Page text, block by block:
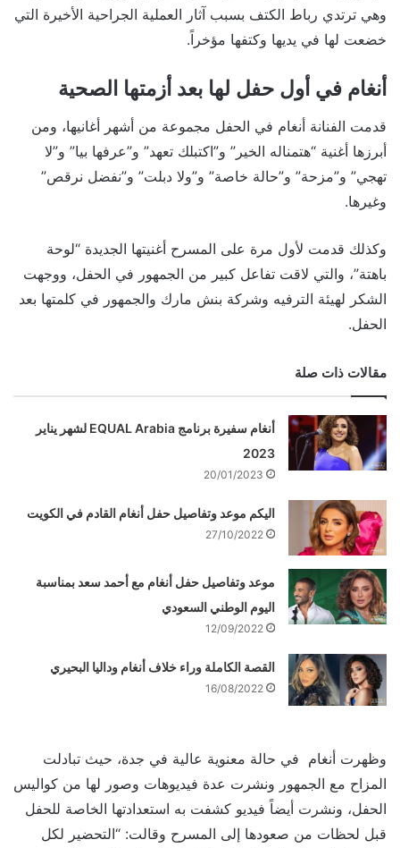
وهي ترتدي رباط الكتف بسبب آثار العملية الجراحية الأخيرة التي
خضعت لها في يديها وكتفها مؤخراً.
أنغام في أول حفل لها بعد أزمتها الصحية
قدمت الفنانة أنغام في الحفل مجموعة من أشهر أغانيها، ومن
أبرزها أغنية “هتمناله الخير” و”اكتبلك تعهد” و”عرفها بيا” و”لا
تهجي” و”مزحة” و”حالة خاصة” و”ولا دبلت” و”نفضل نرقص”
وغيرها.
وكذلك قدمت لأول مرة على المسرح أغنيتها الجديدة “لوحة
باهتة”، والتي لاقت تفاعل كبير من الجمهور في الحفل، ووجهت
الشكر لهيئة الترفيه وشركة بنش مارك والجمهور في كلمتها بعد
الحفل.
مقالات ذات صلة
أنغام سفيرة برنامج EQUAL Arabia لشهر يناير
2023
20/01/2023
اليكم موعد وتفاصيل حفل أنغام القادم في الكويت
27/10/2022
موعد وتفاصيل حفل أنغام مع أحمد سعد بمناسبة
اليوم الوطني السعودي
12/09/2022
القصة الكاملة وراء خلاف أنغام وداليا البحيري
16/08/2022
وظهرت أنغام في حالة معنوية عالية في جدة، حيث تبادلت
المزاح مع الجمهور ونشرت عدة فيديوهات وصور لها من كواليس
الحفل، ونشرت أيضاً فيديو كشفت به استعدادتها الخاصة للحفل
قبل لحظات من صعودها إلى المسرح وقالت: “التحضير لكل